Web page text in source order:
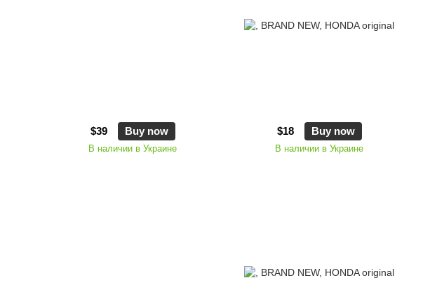
$39 Buy now
В наличии в Украине
$18 Buy now
В наличии в Украине